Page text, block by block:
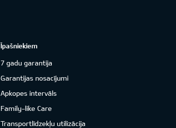
Īpašniekiem
7 gadu garantija
Garantijas nosacījumi
Apkopes intervāls
Family-like Care
Transportlīdzekļu utilizācija